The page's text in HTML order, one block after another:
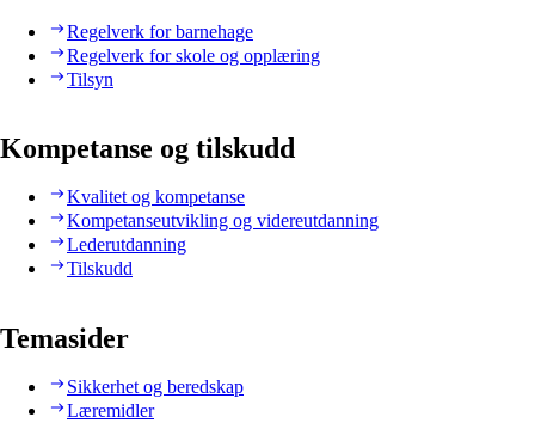
Regelverk for barnehage
Regelverk for skole og opplæring
Tilsyn
Kompetanse og tilskudd
Kvalitet og kompetanse
Kompetanseutvikling og videreutdanning
Lederutdanning
Tilskudd
Temasider
Sikkerhet og beredskap
Læremidler